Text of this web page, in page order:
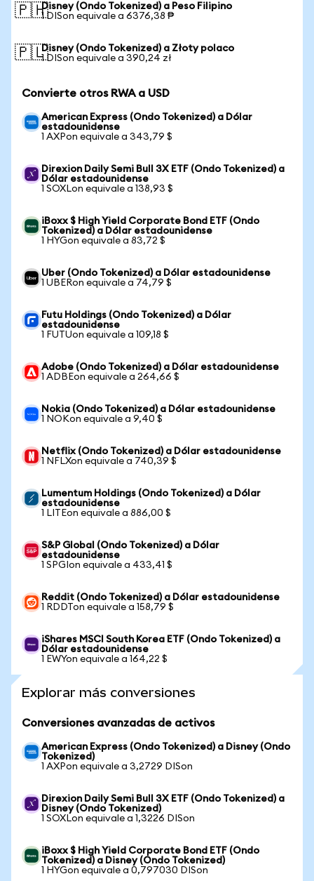
🇵🇭Disney (Ondo Tokenized) a Peso Filipino
1 DISon equivale a 6376,38 ₱
🇵🇱Disney (Ondo Tokenized) a Złoty polaco
1 DISon equivale a 390,24 zł
Convierte otros RWA a USD
American Express (Ondo Tokenized) a Dólar
estadounidense
1 AXPon equivale a 343,79 $
Direxion Daily Semi Bull 3X ETF (Ondo Tokenized) a
Dólar estadounidense
1 SOXLon equivale a 138,93 $
iBoxx $ High Yield Corporate Bond ETF (Ondo
Tokenized) a Dólar estadounidense
1 HYGon equivale a 83,72 $
Uber (Ondo Tokenized) a Dólar estadounidense
1 UBERon equivale a 74,79 $
Futu Holdings (Ondo Tokenized) a Dólar
estadounidense
1 FUTUon equivale a 109,18 $
Adobe (Ondo Tokenized) a Dólar estadounidense
1 ADBEon equivale a 264,66 $
Nokia (Ondo Tokenized) a Dólar estadounidense
1 NOKon equivale a 9,40 $
Netflix (Ondo Tokenized) a Dólar estadounidense
1 NFLXon equivale a 740,39 $
Lumentum Holdings (Ondo Tokenized) a Dólar
estadounidense
1 LITEon equivale a 886,00 $
S&P Global (Ondo Tokenized) a Dólar
estadounidense
1 SPGIon equivale a 433,41 $
Reddit (Ondo Tokenized) a Dólar estadounidense
1 RDDTon equivale a 158,79 $
iShares MSCI South Korea ETF (Ondo Tokenized) a
Dólar estadounidense
1 EWYon equivale a 164,22 $
Explorar más conversiones
Conversiones avanzadas de activos
American Express (Ondo Tokenized) a Disney (Ondo
Tokenized)
1 AXPon equivale a 3,2729 DISon
Direxion Daily Semi Bull 3X ETF (Ondo Tokenized) a
Disney (Ondo Tokenized)
1 SOXLon equivale a 1,3226 DISon
iBoxx $ High Yield Corporate Bond ETF (Ondo
Tokenized) a Disney (Ondo Tokenized)
1 HYGon equivale a 0,797030 DISon